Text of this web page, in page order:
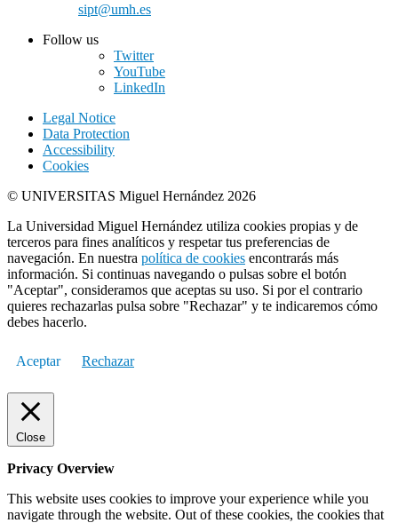
sipt@umh.es
Follow us
Twitter
YouTube
LinkedIn
Legal Notice
Data Protection
Accessibility
Cookies
© UNIVERSITAS Miguel Hernández 2026
La Universidad Miguel Hernández utiliza cookies propias y de
terceros para fines analíticos y respetar tus preferencias de
navegación. En nuestra política de cookies encontrarás más
información. Si continuas navegando o pulsas sobre el botón
"Aceptar", consideramos que aceptas su uso. Si por el contrario
quieres rechazarlas pulsa sobre "Rechazar" y te indicaremos cómo
debes hacerlo.
Aceptar Rechazar
Close
Privacy Overview
This website uses cookies to improve your experience while you
navigate through the website. Out of these cookies, the cookies that